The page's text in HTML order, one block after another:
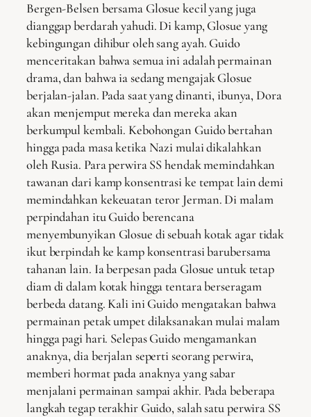
Bergen-Belsen bersama Glosue kecil yang juga
dianggap berdarah yahudi. Di kamp, Glosue yang
kebingungan dihibur oleh sang ayah. Guido
menceritakan bahwa semua ini adalah permainan
drama, dan bahwa ia sedang mengajak Glosue
berjalan-jalan. Pada saat yang dinanti, ibunya, Dora
akan menjemput mereka dan mereka akan
berkumpul kembali. Kebohongan Guido bertahan
hingga pada masa ketika Nazi mulai dikalahkan
oleh Rusia. Para perwira SS hendak memindahkan
tawanan dari kamp konsentrasi ke tempat lain demi
memindahkan kekeuatan teror Jerman. Di malam
perpindahan itu Guido berencana
menyembunyikan Glosue di sebuah kotak agar tidak
ikut berpindah ke kamp konsentrasi barubersama
tahanan lain. Ia berpesan pada Glosue untuk tetap
diam di dalam kotak hingga tentara berseragam
berbeda datang. Kali ini Guido mengatakan bahwa
permainan petak umpet dilaksanakan mulai malam
hingga pagi hari. Selepas Guido mengamankan
anaknya, dia berjalan seperti seorang perwira,
memberi hormat pada anaknya yang sabar
menjalani permainan sampai akhir. Pada beberapa
langkah tegap terakhir Guido, salah satu perwira SS